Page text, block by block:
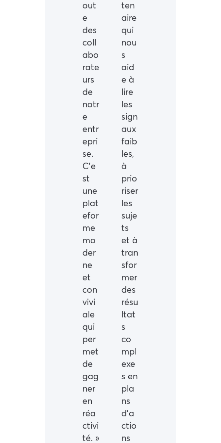
out
e
des
coll
abo
rate
urs
de
notr
e
entr
epri
se.
C’e
st
une
plat
efor
me
mo
der
ne
et
con
vivi
ale
qui
per
met
de
gag
ner
en
réa
ctivi
té. »
ten
aire
qui
nou
s
aid
e à
lire
les
sign
aux
faib
les,
à
prio
riser
les
suje
ts
et à
tran
sfor
mer
des
résu
ltat
s
co
mpl
exe
s en
pla
ns
d’a
ctio
ns